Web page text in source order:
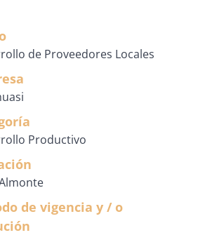
de Proveedores Locales
Productivo
de vigencia y / o